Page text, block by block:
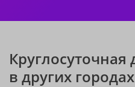
Круглосуточная
в других городах